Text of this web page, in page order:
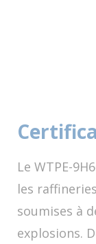
Le WTPE-
les
soumises à
explosions.